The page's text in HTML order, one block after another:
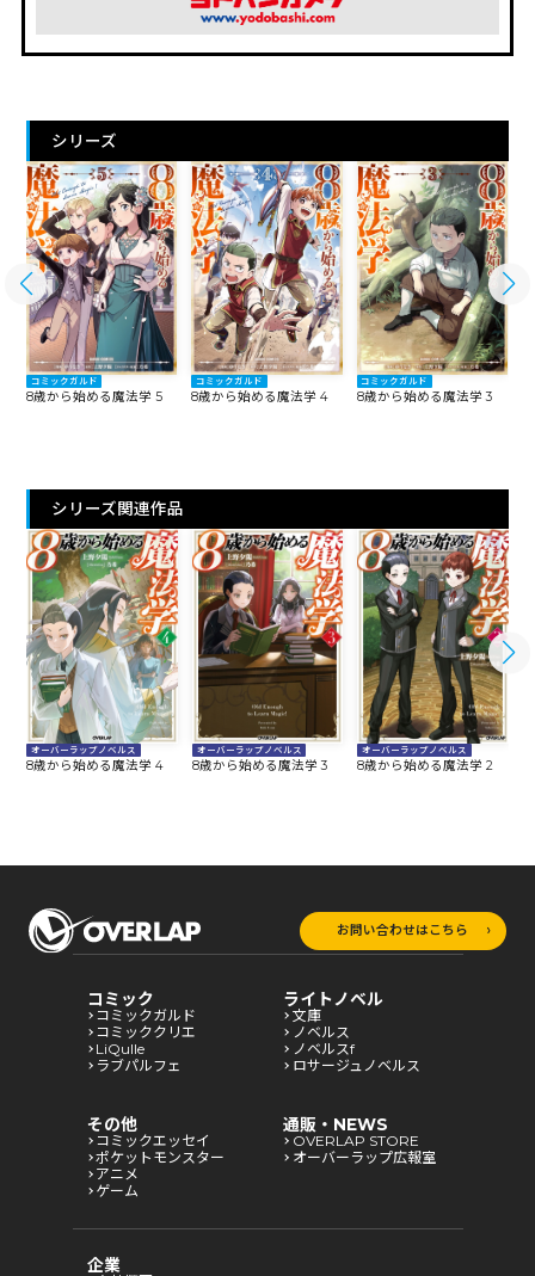
シリーズ
コミックガルド
8歳から始める魔法学 5
コミックガルド
8歳から始める魔法学 4
コミックガルド
8歳から始める魔法学 3
シリーズ関連作品
オーバーラップノベルス
8歳から始める魔法学 4
オーバーラップノベルス
8歳から始める魔法学 3
オーバーラップノベルス
8歳から始める魔法学 2
お問い合わせはこちら
コミック
コミックガルド
コミッククリエ
LiQulle
ラブパルフェ
ライトノベル
文庫
ノベルス
ノベルスf
ロサージュノベルス
その他
コミックエッセイ
ポケットモンスター
アニメ
ゲーム
通販・NEWS
OVERLAP STORE
オーバーラップ広報室
企業